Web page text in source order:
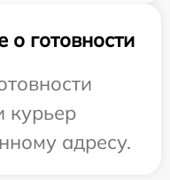
готовности
курьер
адресу.